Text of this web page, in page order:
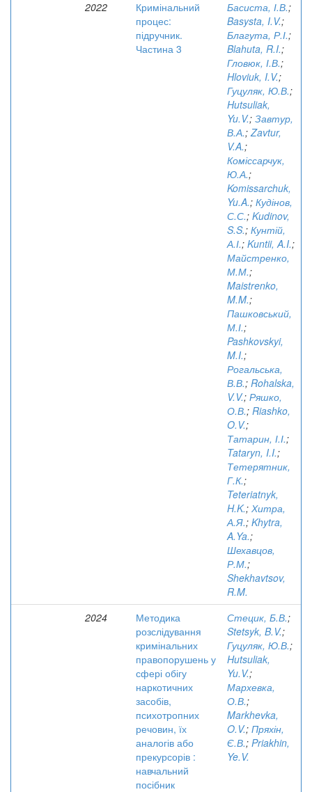
2022
Кримінальний
процес:
підручник.
Частина 3
Басиста, І.В.;
Basysta, I.V.;
Благута, Р.І.;
Blahuta, R.I.;
Гловюк, І.В.;
Hloviuk, I.V.;
Гуцуляк, Ю.В.;
Hutsuliak,
Yu.V.; Завтур,
В.А.;Zavtur,
V.A.;
Коміссарчук,
Ю.А.;
Komissarchuk,
Yu.A.; Кудінов,
С.С.; Kudinov,
S.S.; Кунтій,
А.І.; Kuntii, A.I.;
Майстренко,
М.М.;
Maistrenko,
M.M.;
Пашковський,
М.І.;
Pashkovskyi,
M.I.;
Рогальська,
В.В.; Rohalska,
V.V.; Ряшко,
О.В.; Riashko,
O.V.;
Татарин, І.І.;
Tataryn, I.I.;
Тетерятник,
Г.К.;
Teteriatnyk,
H.K.; Хитра,
А.Я.; Khytra,
A.Ya.;
Шехавцов,
Р.М.;
Shekhavtsov,
R.M.
2024
Методика
розслідування
кримінальних
правопорушень у
сфері обігу
наркотичних
засобів,
психотропних
речовин, їх
аналогів або
прекурсорів :
навчальний
посібник
Стецик, Б.В.;
Stetsyk, B.V.;
Гуцуляк, Ю.В.;
Hutsuliak,
Yu.V.;
Мархевка,
О.В.;
Markhevka,
O.V.; Пряхін,
Є.В.; Priakhin,
Ye.V.